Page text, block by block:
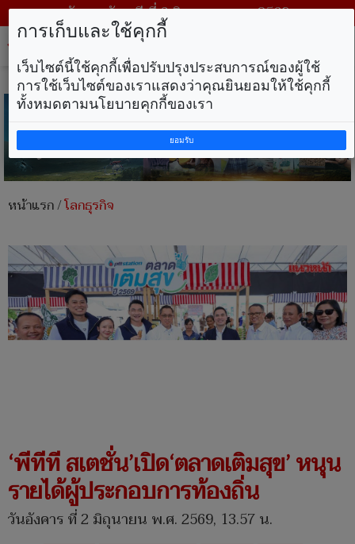
วันพฤหัสบดี ที่ 6 สิงหาคม พ.ศ. 2569
หน้าแรก/โลกธุรกิจ
‘พีทีที สเตชั่น’เปิด‘ตลาดเติมสุข’ หนุน
รายได้ผู้ประกอบการท้องถิ่น
วันอังคาร ที่ 2 มิถุนายน พ.ศ. 2569, 13.57 น.
การเก็บและใช้คุกกี้
เว็บไซต์นี้ใช้คุกกี้เพื่อปรับปรุงประสบการณ์ของผู้ใช้
การใช้เว็บไซต์ของเราแสดงว่าคุณยินยอมให้ใช้คุกกี้
ทั้งหมดตามนโยบายคุกกี้ของเรา
ยอมรับ